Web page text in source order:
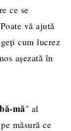
ce se
vă ajută
cum lucrez
așezată în
mă" al
măsură ce